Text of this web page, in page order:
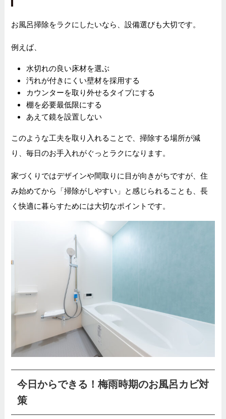
お風呂掃除をラクにしたいなら、設備選びも大切です。
例えば、
水切れの良い床材を選ぶ
汚れが付きにくい壁材を採用する
カウンターを取り外せるタイプにする
棚を必要最低限にする
あえて鏡を設置しない
このような工夫を取り入れることで、掃除する場所が減
り、毎日のお手入れがぐっとラクになります。
家づくりではデザインや間取りに目が向きがちですが、住
み始めてから「掃除がしやすい」と感じられることも、長
く快適に暮らすためには大切なポイントです。
今日からできる！梅雨時期のお風呂カビ対
策